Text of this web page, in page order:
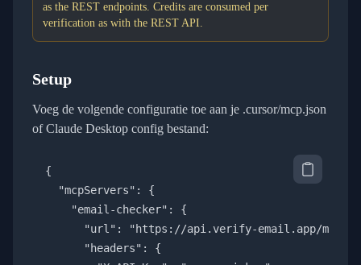
as the REST endpoints. Credits are consumed per
verification as with the REST API.
Setup
Voeg de volgende configuratie toe aan je .cursor/mcp.json
of Claude Desktop config bestand:
{
  "mcpServers": {
    "email-checker": {
      "url": "https://api.verify-email.app/mcp",
      "headers": {